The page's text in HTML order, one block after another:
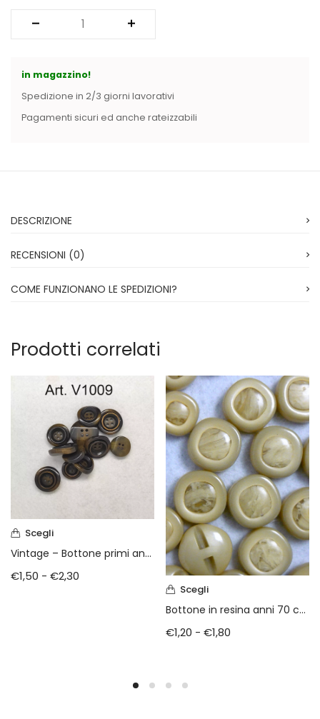
in magazzino!
Spedizione in 2/3 giorni lavorativi
Pagamenti sicuri ed anche rateizzabili
DESCRIZIONE
RECENSIONI (0)
COME FUNZIONANO LE SPEDIZIONI?
Prodotti correlati
Scegli
Vintage – Bottone primi anni 70
€1,50 - €2,30
Scegli
Bottone in resina anni 70 color avorio
€1,20 - €1,80